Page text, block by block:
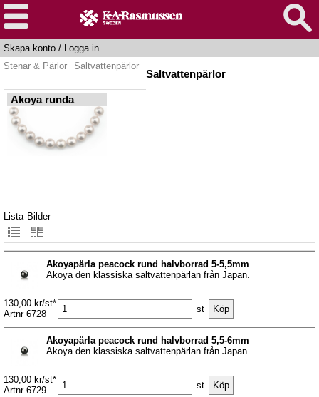
Skapa konto / Logga in
Stenar & Pärlor
Saltvattenpärlor
Saltvattenpärlor
Akoya runda
Lista Bilder
Akoyapärla peacock rund halvborrad 5-5,5mm
Akoya den klassiska saltvattenpärlan från Japan.
130,00 kr/st*
Artnr 6728
st
Akoyapärla peacock rund halvborrad 5,5-6mm
Akoya den klassiska saltvattenpärlan från Japan.
130,00 kr/st*
Artnr 6729
st